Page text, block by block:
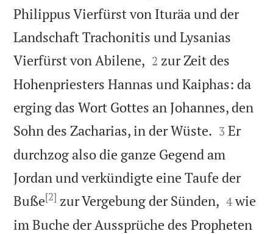
Philippus Vierfürst von Ituräa und der
Landschaft Trachonitis und Lysanias
Vierfürst von Abilene, 

2 zur Zeit des
Hohenpriesters Hannas und Kaiphas: da
erging das Wort Gottes an Johannes, den
Sohn des Zacharias, in der Wüste. 

3 Er
durchzog also die ganze Gegend am
Jordan und verkündigte eine Taufe der
Buße[2] zur Vergebung der Sünden, 

4 wie
im Buche der Aussprüche des Propheten